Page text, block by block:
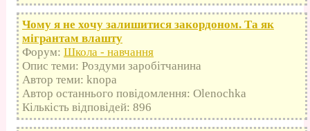
Чому я не хочу залишитися закордоном. Та як
мігрантам влашту
Форум: Школа - навчання
Опис теми: Роздуми заробітчанина
Автор теми: knopa
Автор останнього повідомлення: Olenochka
Кількість відповідей: 896